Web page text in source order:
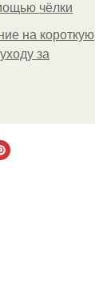
чёлки
на короткую
за